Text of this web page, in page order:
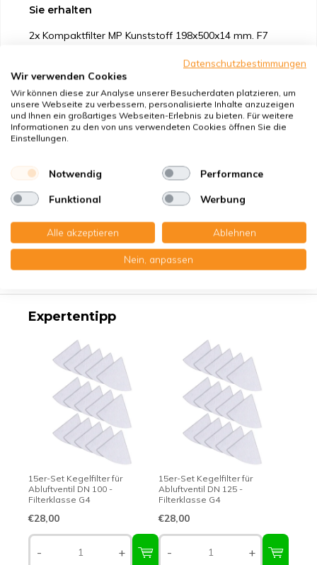
Sie erhalten
2x Kompaktfilter MP Kunststoff 198x500x14 mm. F7
Geeignet für
Schutz vor
Eigenschaften
Produktbeschreibung
Expertentipp
15er-Set Kegelfilter für
Abluftventil DN 100 -
Filterklasse G4
€28,00
- +
15er-Set Kegelfilter für
Abluftventil DN 125 -
Filterklasse G4
€28,00
- +
Datenschutzbestimmungen
Wir verwenden Cookies
Wir können diese zur Analyse unserer Besucherdaten platzieren, um
unsere Webseite zu verbessern, personalisierte Inhalte anzuzeigen
und Ihnen ein großartiges Webseiten-Erlebnis zu bieten. Für weitere
Informationen zu den von uns verwendeten Cookies öffnen Sie die
Einstellungen.
Notwendig Performance
Funktional Werbung
Alle akzeptieren Ablehnen
Nein, anpassen